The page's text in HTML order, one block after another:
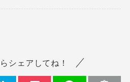
シェアしてね！